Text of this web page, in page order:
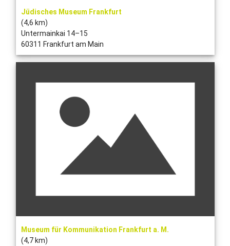
Jüdisches Museum Frankfurt
(4,6 km)
Untermainkai 14–15
60311 Frankfurt am Main
Museum für Kommunikation Frankfurt a. M.
(4,7 km)